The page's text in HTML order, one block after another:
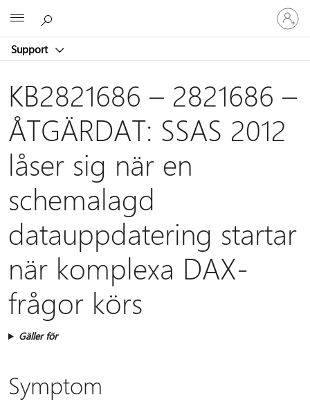
Support
Logga
in
på
konto
KB2821686 – 2821686 –
ÅTGÄRDAT: SSAS 2012
låser sig när en
schemalagd
datauppdatering startar
när komplexa DAX-
frågor körs
Gäller för
Symptom